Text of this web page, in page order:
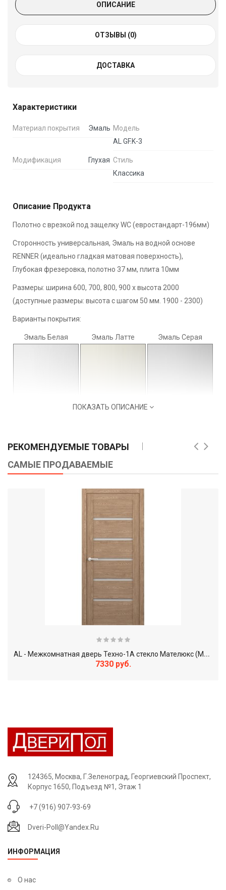
ОПИСАНИЕ
ОТЗЫВЫ (0)
ДОСТАВКА
Характеристики
Материал покрытия Эмаль Модель
AL GF.K-3
Модификация Глухая Стиль
Классика
Описание Продукта
Полотно с врезкой под защелку WC (евростандарт-196мм)
Сторонность универсальная, Эмаль на водной основе
RENNER (идеально гладкая матовая поверхность),
Глубокая фрезеровка, полотно 37 мм, плита 10мм
Размеры: ширина 600, 700, 800, 900 х высота 2000
(доступные размеры: высота с шагом 50 мм. 1900 - 2300)
Варианты покрытия:
Эмаль Белая Эмаль Латте Эмаль Серая
ПОКАЗАТЬ ОПИСАНИЕ
РЕКОМЕНДУЕМЫЕ ТОВАРЫ
САМЫЕ ПРОДАВАЕМЫЕ
A
L - Межкомнатная дверь Техно-1А стекло Мателюкс (MGP-VN)
7330 руб.
124365, Москва, Г.Зеленоград, Георгиевский Проспект,
Корпус 1650, Подъезд №1, Этаж 1
+7 (916) 907-93-69
Dveri-Poll@yandex.ru
ИНФОРМАЦИЯ
О нас